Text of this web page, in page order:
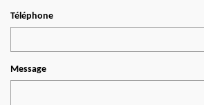
Téléphone
Message